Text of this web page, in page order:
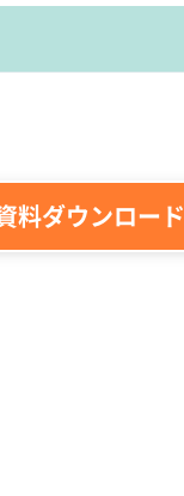
料ダウンロード